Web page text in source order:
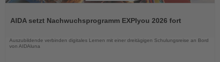
die
AIDA setzt Nachwuchsprogramm EXPIyou 2026 fort
Auszubildende verbinden digitales Lernen mit einer dreitägigen Schulungsreise an Bord
von AIDAluna